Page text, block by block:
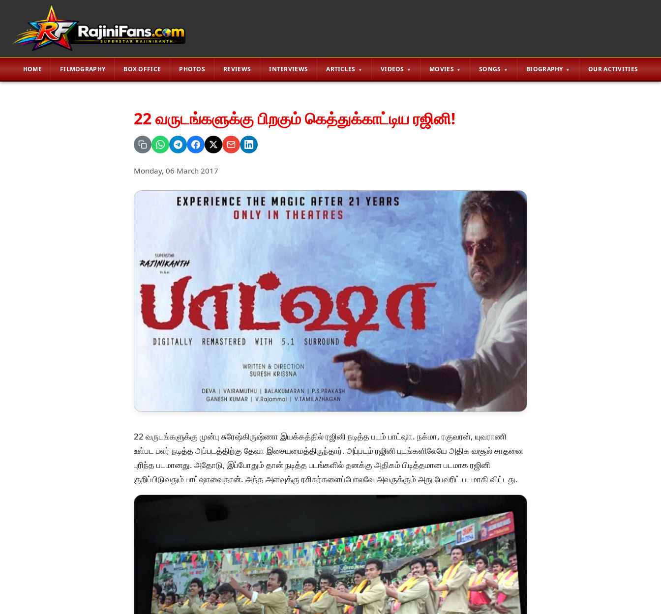
HOME FILMOGRAPHY BOX OFFICE PHOTOS REVIEWS INTERVIEWS ARTICLES VIDEOS MOVIES SONGS BIOGRAPHY OUR ACTIVITIES
22 வருடங்களுக்கு பிறகும் கெத்துக்காட்டிய ரஜினி!
Monday, 06 March 2017
22 வருடங்களுக்கு முன்பு சுரேஷ்கிருஷ்ணா இயக்கத்தில் ரஜினி நடித்த படம் பாட்ஷா. நக்மா, ரகுவரன், யுவராணி
உள்பட பலர் நடித்த அப்படத்திற்கு தேவா இசையமைத்திருந்தார். அப்படம் ரஜினி படங்களிலேயே அதிக வசூல் சாதனை
புரிந்த படமானது. அதோடு, இப்போதும் தான் நடித்த படங்களில் தனக்கு அதிகம் பிடித்தமான படமாக ரஜினி
குறிப்பிடுவதும் பாட்ஷாவைதான். அந்த அளவுக்கு ரசிகர்களைப்போலவே அவருக்கும் அது பேவரிட் படமாகி விட்டது.